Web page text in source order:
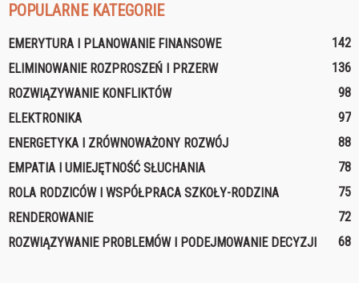
POPULARNE KATEGORIE
EMERYTURA I PLANOWANIE FINANSOWE
142
ELIMINOWANIE ROZPROSZEŃ I PRZERW
136
ROZWIĄZYWANIE KONFLIKTÓW
98
ELEKTRONIKA
97
ENERGETYKA I ZRÓWNOWAŻONY ROZWÓJ
88
EMPATIA I UMIEJĘTNOŚĆ SŁUCHANIA
78
ROLA RODZICÓW I WSPÓŁPRACA SZKOŁY-RODZINA
75
RENDEROWANIE
72
ROZWIĄZYWANIE PROBLEMÓW I PODEJMOWANIE DECYZJI
68